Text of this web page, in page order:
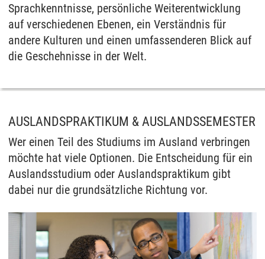
Sprachkenntnisse, persönliche Weiterentwicklung
auf verschiedenen Ebenen, ein Verständnis für
andere Kulturen und einen umfassenderen Blick auf
die Geschehnisse in der Welt.
AUSLANDSPRAKTIKUM & AUSLANDSSEMESTER
Wer einen Teil des Studiums im Ausland verbringen
möchte hat viele Optionen. Die Entscheidung für ein
Auslandsstudium oder Auslandspraktikum gibt
dabei nur die grundsätzliche Richtung vor.